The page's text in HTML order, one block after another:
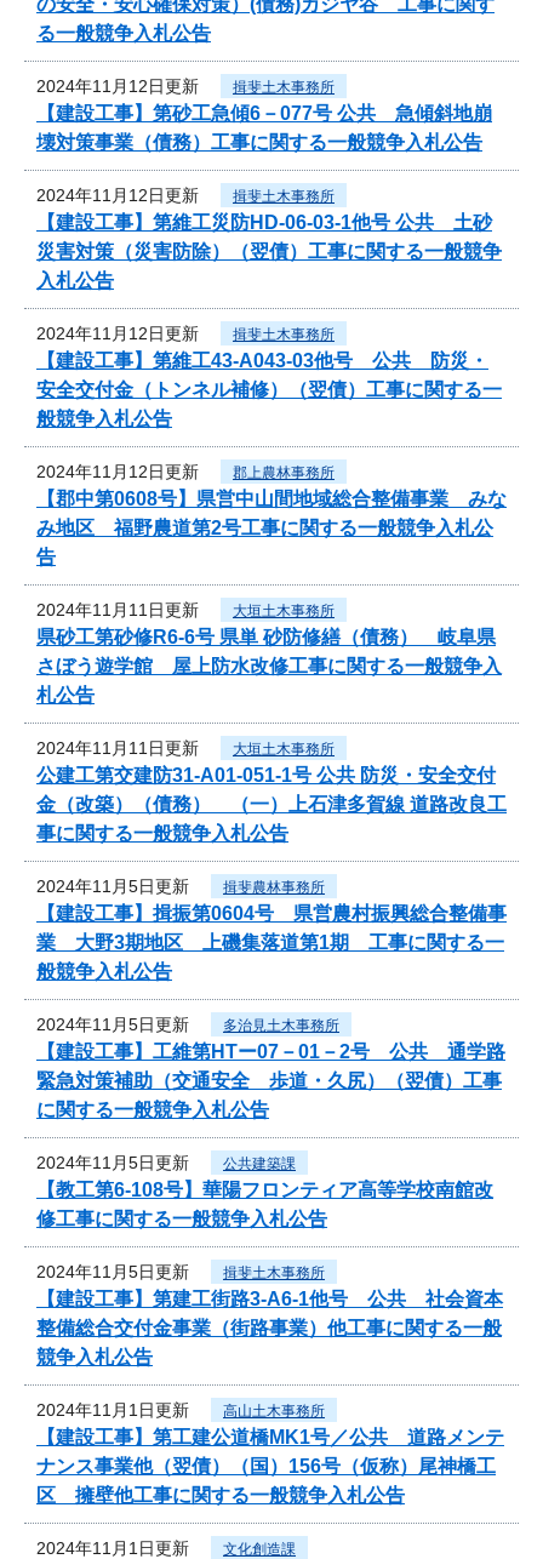
る一般競争入札公告
2024年11月12日更新 揖斐土木事務所
【建設工事】第砂工急傾6－077号 公共 急傾斜地崩
壊対策事業（債務）工事に関する一般競争入札公告
2024年11月12日更新 揖斐土木事務所
【建設工事】第維工災防HD-06-03-1他号 公共 土砂
災害対策（災害防除）（翌債）工事に関する一般競争
入札公告
2024年11月12日更新 揖斐土木事務所
【建設工事】第維工43-A043-03他号 公共 防災・
安全交付金（トンネル補修）（翌債）工事に関する一
般競争入札公告
2024年11月12日更新 郡上農林事務所
【郡中第0608号】県営中山間地域総合整備事業 みな
み地区 福野農道第2号工事に関する一般競争入札公
告
2024年11月11日更新 大垣土木事務所
県砂工第砂修R6-6号 県単 砂防修繕（債務） 岐阜県
さぼう遊学館 屋上防水改修工事に関する一般競争入
札公告
2024年11月11日更新 大垣土木事務所
公建工第交建防31-A01-051-1号 公共 防災・安全交付
金（改築）（債務） （一）上石津多賀線 道路改良工
事に関する一般競争入札公告
2024年11月5日更新 揖斐農林事務所
【建設工事】揖振第0604号 県営農村振興総合整備事
業 大野3期地区 上磯集落道第1期 工事に関する一
般競争入札公告
2024年11月5日更新 多治見土木事務所
【建設工事】工維第HTー07－01－2号 公共 通学路
緊急対策補助（交通安全 歩道・久尻）（翌債）工事
に関する一般競争入札公告
2024年11月5日更新 公共建築課
【教工第6-108号】華陽フロンティア高等学校南館改
修工事に関する一般競争入札公告
2024年11月5日更新 揖斐土木事務所
【建設工事】第建工街路3-A6-1他号 公共 社会資本
整備総合交付金事業（街路事業）他工事に関する一般
競争入札公告
2024年11月1日更新 高山土木事務所
【建設工事】第工建公道橋MK1号／公共 道路メンテ
ナンス事業他（翌債）（国）156号（仮称）尾神橋工
区 擁壁他工事に関する一般競争入札公告
2024年11月1日更新 文化創造課